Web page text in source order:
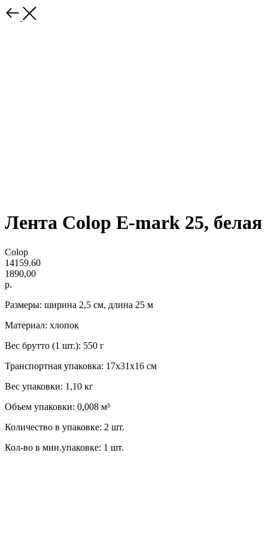
Лента Colop E-mark 25, белая
Colop
14159.60
1890,00
р.
Размеры: ширина 2,5 см, длина 25 м
Материал: хлопок
Вес брутто (1 шт.): 550 г
Транспортная упаковка: 17x31x16 см
Вес упаковки: 1,10 кг
Объем упаковки: 0,008 м³
Количество в упаковке: 2 шт.
Кол-во в мин.упаковке: 1 шт.